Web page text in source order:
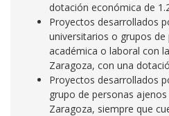
dotación económica de
Proyectos desarrollados
universitarios o grupos
académica o laboral con
Zaragoza, con una
Proyectos desarrollados
grupo de personas
Zaragoza, siempre que